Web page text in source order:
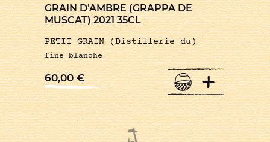
GRAIN D’AMBRE (GRAPPA DE
MUSCAT) 2021 35CL
PETIT GRAIN (Distillerie du)
fine blanche
60,00€ +